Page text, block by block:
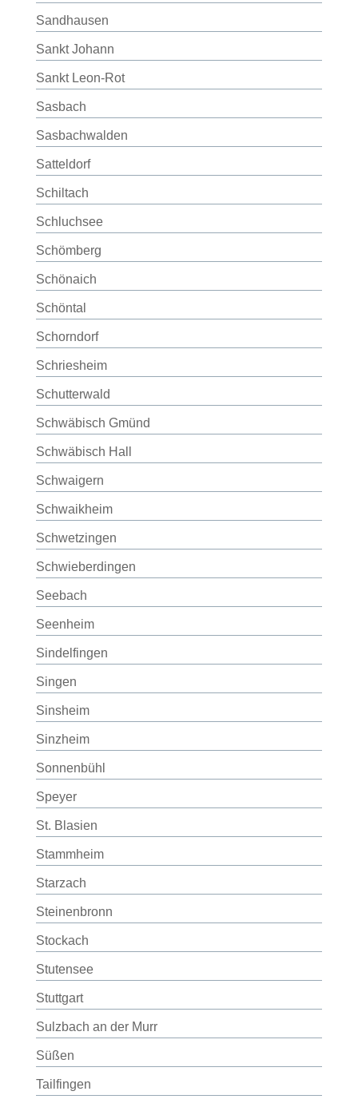
Sandhausen
Sankt Johann
Sankt Leon-Rot
Sasbach
Sasbachwalden
Satteldorf
Schiltach
Schluchsee
Schömberg
Schönaich
Schöntal
Schorndorf
Schriesheim
Schutterwald
Schwäbisch Gmünd
Schwäbisch Hall
Schwaigern
Schwaikheim
Schwetzingen
Schwieberdingen
Seebach
Seenheim
Sindelfingen
Singen
Sinsheim
Sinzheim
Sonnenbühl
Speyer
St. Blasien
Stammheim
Starzach
Steinenbronn
Stockach
Stutensee
Stuttgart
Sulzbach an der Murr
Süßen
Tailfingen